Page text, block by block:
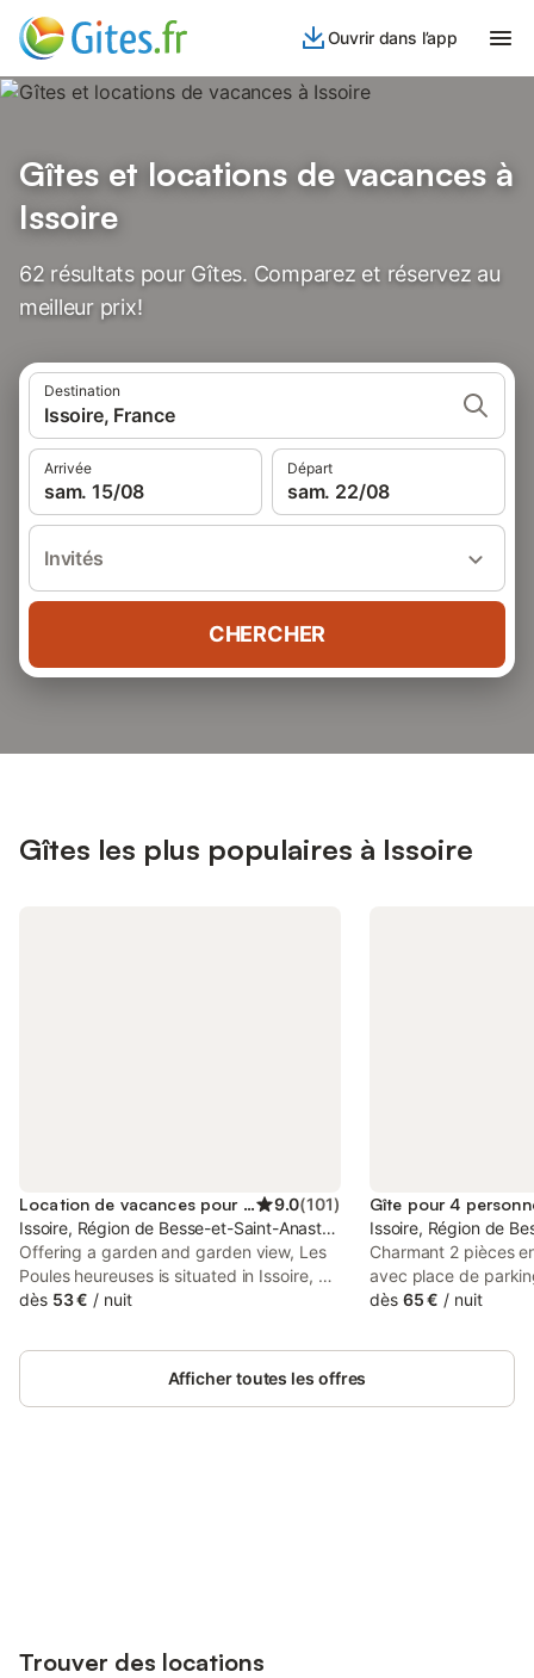
Ouvrir dans l’app
Gîtes et locations de vacances à
Issoire
62 résultats pour Gîtes. Comparez et réservez au
meilleur prix!
Destination
Issoire, France
Arrivée
sam. 15/08
Départ
sam. 22/08
Invités
CHERCHER
Gîtes les plus populaires à Issoire
Location de vacances pour 3 personnes 9.0(101)
Issoire, Région de Besse-et-Saint-Anastaise
Offering a garden and garden view, Les
Poules heureuses is situated in Issoire, 26
km from Zénith d'Auvergne and 30 km
property offers access to a terrace and
free private parking.
dès 53 € / nuit
Gîte pour 4
Issoire, Région de
Charmant 2 pièces
avec place de
d'Issoire, avec
situé au rez-de-
dès 65 € / nuit
Afficher toutes les offres
Trouver des locations